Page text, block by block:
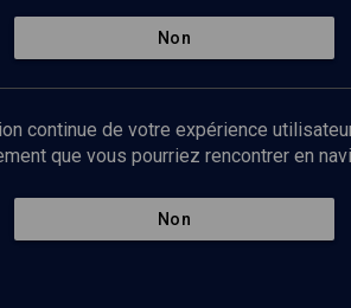
Non
continue de votre expérience
que vous pourriez rencontrer en
Non